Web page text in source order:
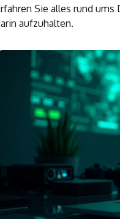
Sie alles rund
aufzuhalten.